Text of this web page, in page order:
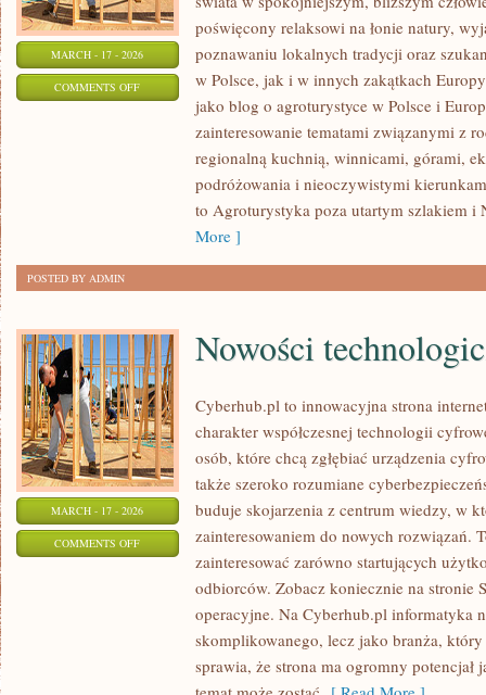
MARCH - 17 - 2026
COMMENTS OFFON
AGROTURYSTYKA
ZAKOCHANYCH
poświęcony relaksowi na łonie natury,
poznawaniu lokalnych tradycji oraz
w Polsce, jak i w innych zakątkach
jako blog o agroturystyce w Polsce i
zainteresowanie tematami związanymi z
regionalną kuchnią, winnicami, górami,
podróżowania i nieoczywistymi
to Agroturystyka poza utartym szlakiem i
More ]
POSTED BY ADMIN
MARCH - 17 - 2026
COMMENTS OFFON
TECHNOLOGICZNE
Nowości
Cyberhub.pl to innowacyjna strona
charakter współczesnej technologii
osób, które chcą zgłębiać urządzenia
także szeroko rozumiane
buduje skojarzenia z centrum wiedzy, w
zainteresowaniem do nowych rozwiązań.
zainteresować zarówno startujących
odbiorców. Zobacz koniecznie na stronie
operacyjne. Na Cyberhub.pl informatyka
skomplikowanego, lecz jako branża, który
sprawia, że strona ma ogromny